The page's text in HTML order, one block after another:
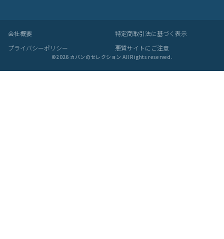
会社概要
特定商取引法に基づく表示
プライバシーポリシー
悪質サイトにご注意
©2026 カバンのセレクション All Rights reserved.